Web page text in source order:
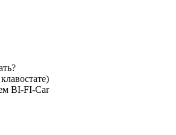
BI-FI-Car